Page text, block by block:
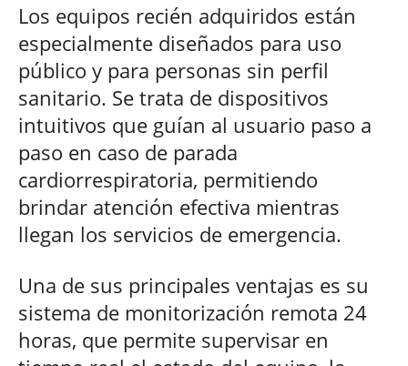
Los equipos recién adquiridos están
especialmente diseñados para uso
público y para personas sin perfil
sanitario. Se trata de dispositivos
intuitivos que guían al usuario paso a
paso en caso de parada
cardiorrespiratoria, permitiendo
brindar atención efectiva mientras
llegan los servicios de emergencia.
Una de sus principales ventajas es su
sistema de monitorización remota 24
horas, que permite supervisar en